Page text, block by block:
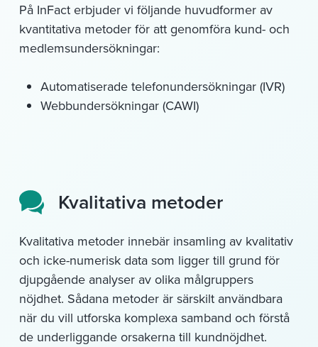
På InFact erbjuder vi följande huvudformer av
kvantitativa metoder för att genomföra kund- och
medlemsundersökningar:
Automatiserade telefonundersökningar (IVR)
Webbundersökningar (CAWI)
Kvalitativa metoder
Kvalitativa metoder innebär insamling av kvalitativ
och icke-numerisk data som ligger till grund för
djupgående analyser av olika målgruppers
nöjdhet. Sådana metoder är särskilt användbara
när du vill utforska komplexa samband och förstå
de underliggande orsakerna till kundnöjdhet.